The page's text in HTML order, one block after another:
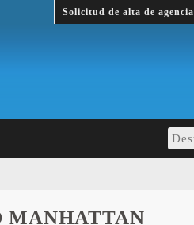
Solicitud de alta de agencia
MANHATTAN